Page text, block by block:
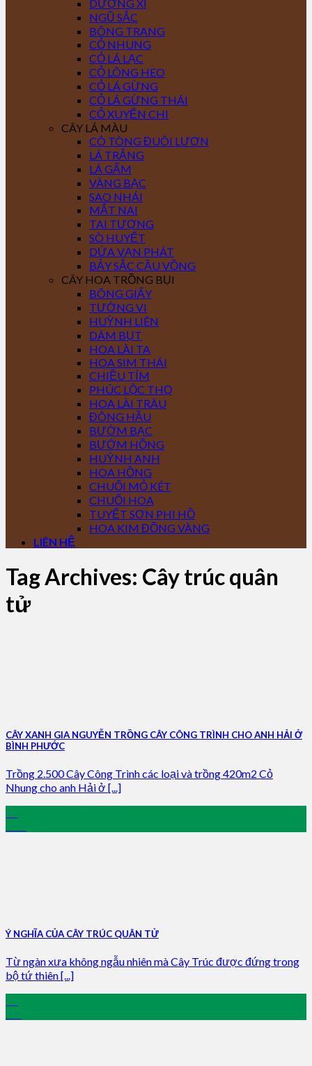
DƯƠNG XỈ
NGŨ SẮC
BÔNG TRANG
CỎ NHUNG
CỎ LÁ LẠC
CỎ LÔNG HEO
CỎ LÁ GỪNG
CỎ LÁ GỪNG THÁI
CỎ XUYẾN CHI
CÂY LÁ MÀU
CÔ TÒNG ĐUÔI LƯƠN
LÁ TRẮNG
LÁ GẤM
VÀNG BẠC
SAO NHÁI
MẮT NAI
TAI TƯỢNG
SÒ HUYẾT
DỨA VẠN PHÁT
BẢY SẮC CẦU VỒNG
CÂY HOA TRỒNG BỤI
BÔNG GIẤY
TƯỜNG VI
HUỲNH LIÊN
DÂM BỤT
HOA LÀI TA
HOA SIM THÁI
CHIỀU TÍM
PHÚC LỘC THỌ
HOA LÀI TRÂU
ĐÔNG HẦU
BƯỚM BẠC
BƯỚM HỒNG
HUỲNH ANH
HOA HỒNG
CHUỐI MỎ KÉT
CHUỐI HOA
TUYẾT SƠN PHI HỒ
HOA KIM ĐỒNG VÀNG
LIÊN HỆ
Tag Archives: Cây trúc quân
tử
CÂY XANH GIA NGUYỄN TRỒNG CÂY CÔNG TRÌNH CHO ANH HẢI Ở
BÌNH PHƯỚC
Trồng 2.500 Cây Công Trình các loại và trồng 420m2 Cỏ
Nhung cho anh Hải ở [...]
Ý NGHĨA CỦA CÂY TRÚC QUÂN TỬ
Từ ngàn xưa không ngẫu nhiên mà Cây Trúc được đứng trong
bộ tứ thiên [...]